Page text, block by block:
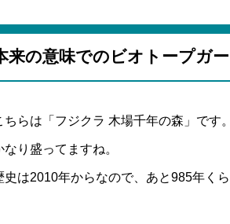
来の意味でのビオトープガ
ちらは「フジクラ 木場千年の森」です
なり盛ってますね。
史は2010年からなので、あと985年くら